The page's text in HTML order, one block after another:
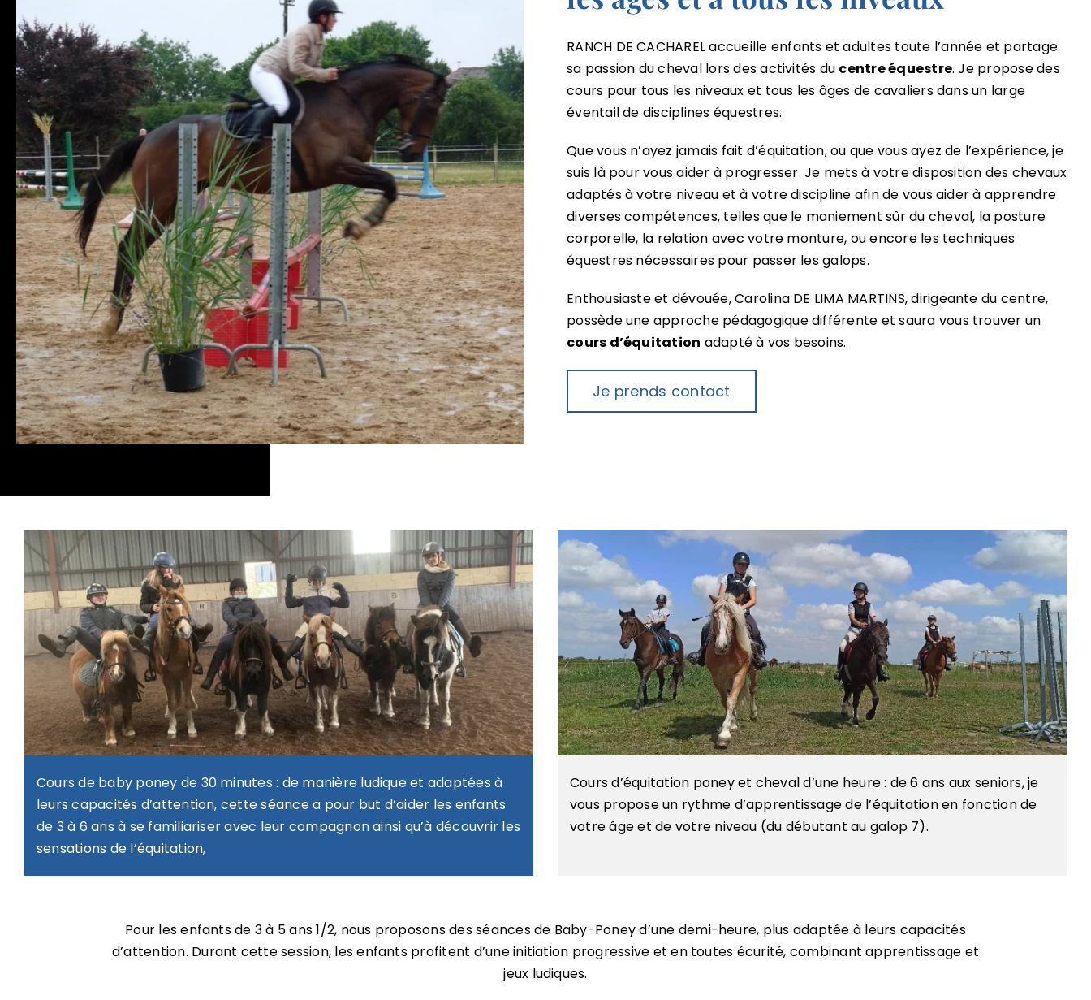
RANCH DE CACHAREL accueille enfants et adultes toute l’année et partage
sa passion du cheval lors des activités du centre équestre. Je propose des
cours pour tous les niveaux et tous les âges de cavaliers dans un large
éventail de disciplines équestres.
Que vous n’ayez jamais fait d’équitation, ou que vous ayez de l’expérience, je
suis là pour vous aider à progresser. Je mets à votre disposition des chevaux
adaptés à votre niveau et à votre discipline afin de vous aider à apprendre
diverses compétences, telles que le maniement sûr du cheval, la posture
corporelle, la relation avec votre monture, ou encore les techniques
équestres nécessaires pour passer les galops.
Enthousiaste et dévouée, Carolina DE LIMA MARTINS, dirigeante du centre,
possède une approche pédagogique différente et saura vous trouver un
cours d’équitation adapté à vos besoins.
Je prends contact
Cours de baby poney de 30 minutes : de manière ludique et adaptées à
leurs capacités d’attention, cette séance a pour but d’aider les enfants
de 3 à 6 ans à se familiariser avec leur compagnon ainsi qu’à découvrir les
sensations de l’équitation,
Cours d’équitation poney et cheval d’une heure : de 6 ans aux seniors, je
vous propose un rythme d’apprentissage de l’équitation en fonction de
votre âge et de votre niveau (du débutant au galop 7).
Pour les enfants de 3 à 5 ans 1/2, nous proposons des séances de Baby-Poney d’une demi-heure, plus adaptée à leurs capacités
d’attention. Durant cette session, les enfants profitent d’une initiation progressive et en toutes écurité, combinant apprentissage et
jeux ludiques.